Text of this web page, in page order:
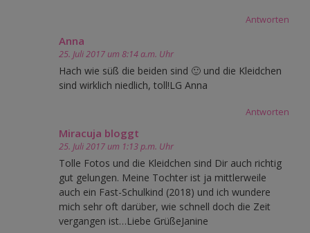
Antworten
Anna
25. Juli 2017 um 8:14 a.m. Uhr
Hach wie süß die beiden sind 🙂 und die Kleidchen
sind wirklich niedlich, toll!LG Anna
Antworten
Miracuja bloggt
25. Juli 2017 um 1:13 p.m. Uhr
Tolle Fotos und die Kleidchen sind Dir auch richtig
gut gelungen. Meine Tochter ist ja mittlerweile
auch ein Fast-Schulkind (2018) und ich wundere
mich sehr oft darüber, wie schnell doch die Zeit
vergangen ist…Liebe GrüßeJanine